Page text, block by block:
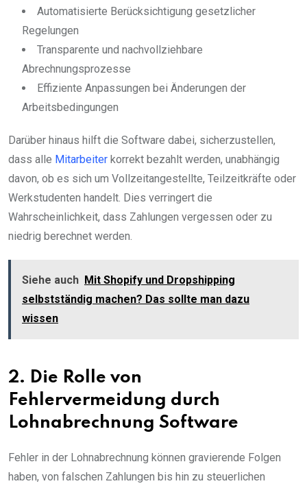
Automatisierte Berücksichtigung gesetzlicher
Regelungen
Transparente und nachvollziehbare
Abrechnungsprozesse
Effiziente Anpassungen bei Änderungen der
Arbeitsbedingungen
Darüber hinaus hilft die Software dabei, sicherzustellen,
dass alle Mitarbeiter korrekt bezahlt werden, unabhängig
davon, ob es sich um Vollzeitangestellte, Teilzeitkräfte oder
Werkstudenten handelt. Dies verringert die
Wahrscheinlichkeit, dass Zahlungen vergessen oder zu
niedrig berechnet werden.
Siehe auch Mit Shopify und Dropshipping
selbstständig machen? Das sollte man dazu
wissen
2. Die Rolle von
Fehlervermeidung durch
Lohnabrechnung Software
Fehler in der Lohnabrechnung können gravierende Folgen
haben, von falschen Zahlungen bis hin zu steuerlichen